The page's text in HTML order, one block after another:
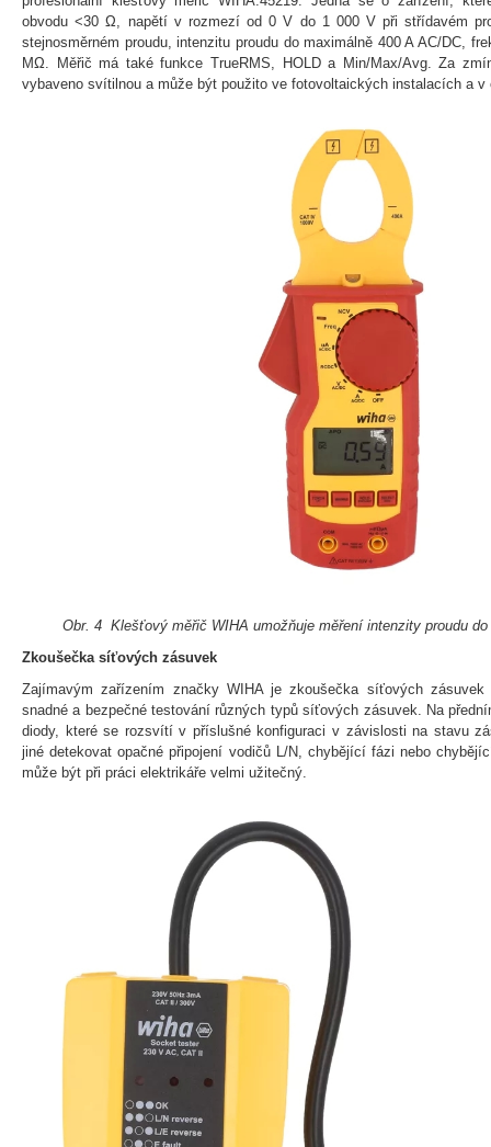
obvodu <30 Ω, napětí v rozmezí od 0 V do 1 000 V při střídavém
stejnosměrném proudu, intenzitu proudu do maximálně 400 A AC/DC,
MΩ. Měřič má také funkce TrueRMS, HOLD a Min/Max/Avg. Za
vybaveno svítilnou a může být použito ve fotovoltaických instalacích a v
Obr. 4 Klešťový měřič WIHA umožňuje měření intenzity proudu
Zkoušečka síťových zásuvek
Zajímavým zařízením značky WIHA je zkoušečka síťových zásuvek
snadné a bezpečné testování různých typů síťových zásuvek. Na
diody, které se rozsvítí v příslušné konfiguraci v závislosti na stavu
jiné detekovat opačné připojení vodičů L/N, chybějící fázi nebo
může být při práci elektrikáře velmi užitečný.